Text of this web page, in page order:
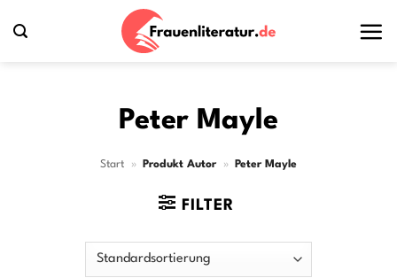
Inhalt
Peter Mayle
Start » Produkt Autor » Peter Mayle
FILTER